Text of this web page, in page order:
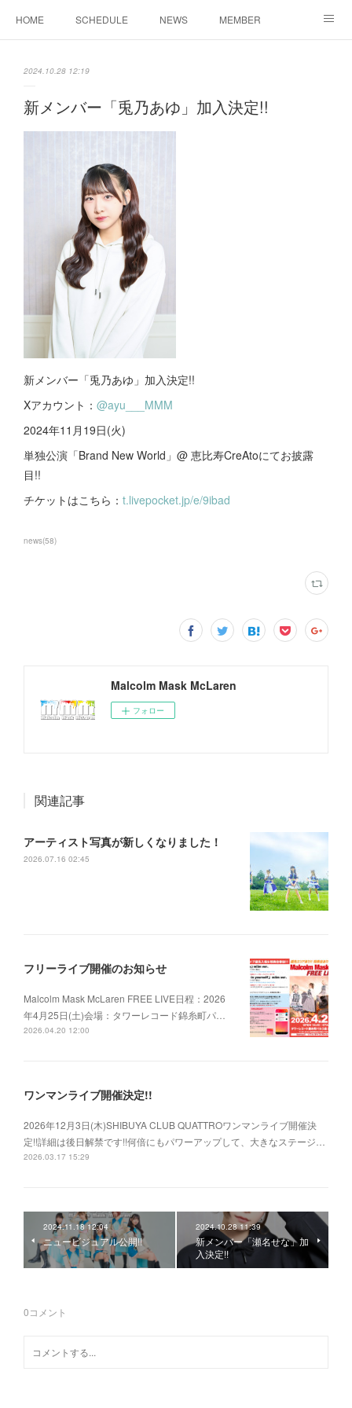
HOME SCHEDULE NEWS MEMBER
2024.10.28 12:19
新メンバー「兎乃あゆ」加入決定!!
新メンバー「兎乃あゆ」加入決定!!
Xアカウント： @ayu___MMM
2024年11月19日(火)
単独公演「Brand New World」@ 恵比寿CreAtoにてお披露
目!!
チケットはこちら： t.livepocket.jp/e/9ibad
news(58)
Malcolm Mask McLaren
フォロー
関連記事
アーティスト写真が新しくなりました！
2026.07.16 02:45
フリーライブ開催のお知らせ
Malcolm Mask McLaren FREE LIVE日程：2026
年4月25日(土)会場：タワーレコード錦糸町パ…
2026.04.20 12:00
ワンマンライブ開催決定!!
2026年12月3日(木)SHIBUYA CLUB QUATTROワンマンライブ開催決
定!!詳細は後日解禁です!!何倍にもパワーアップして、大きなステージ…
2026.03.17 15:29
2024.11.18 12:04
ニュービジュアル公開!!
2024.10.28 11:39
新メンバー「瀬名せな」加
入決定!!
0コメント